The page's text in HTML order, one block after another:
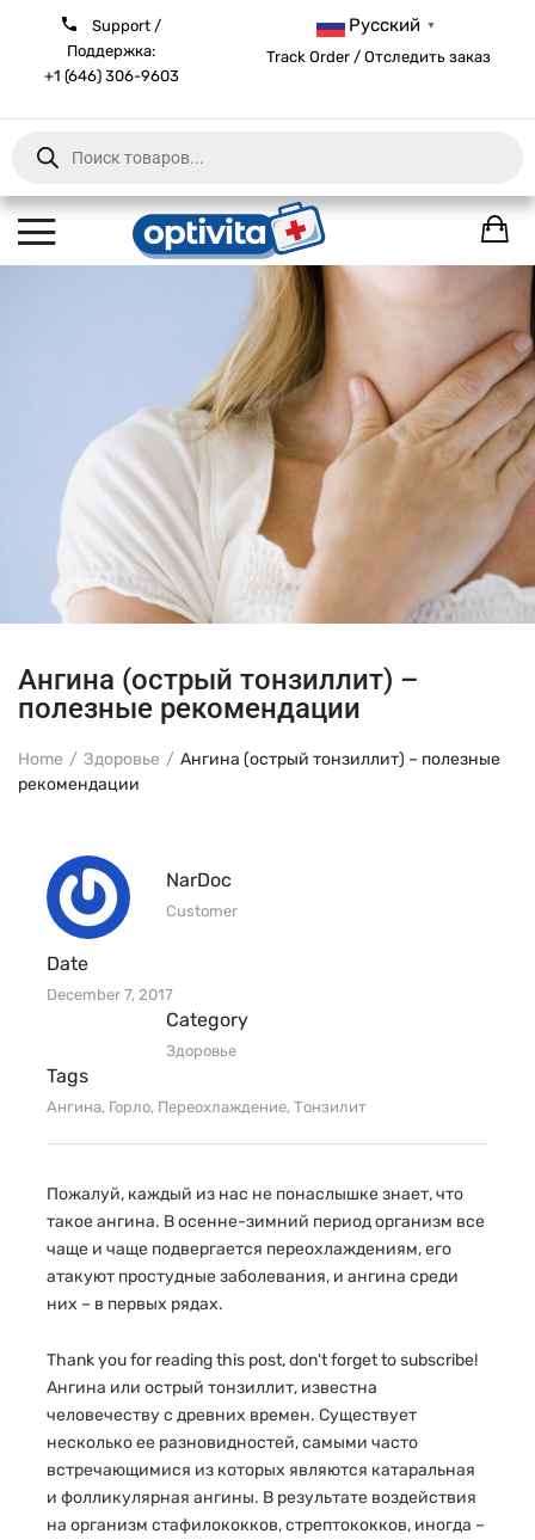
Support /
Поддержка:
+1 (646) 306-9603
Русский ▼
Track Order / Отследить заказ
Products
search
Ангина (острый тонзиллит) –
полезные рекомендации
Home Здоровье
Ангина (острый тонзиллит) – полезные
рекомендации
NarDoc
Customer
Date
December 7, 2017
Category
Здоровье
Tags
Ангина, Горло, Переохлаждение, Тонзилит
Пожалуй, каждый из нас не понаслышке знает, что
такое ангина. В осенне-зимний период организм все
чаще и чаще подвергается переохлаждениям, его
атакуют простудные заболевания, и ангина среди
них – в первых рядах.
Thank you for reading this post, don't forget to subscribe!
Ангина или острый тонзиллит, известна
человечеству с древних времен. Существует
несколько ее разновидностей, самыми часто
встречающимися из которых являются катаральная
и фолликулярная ангины. В результате воздействия
на организм стафилококков, стрептококков, иногда –